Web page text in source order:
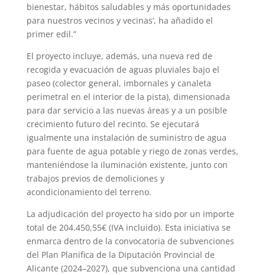
bienestar, hábitos saludables y más oportunidades
para nuestros vecinos y vecinas’, ha añadido el
primer edil.”
El proyecto incluye, además, una nueva red de
recogida y evacuación de aguas pluviales bajo el
paseo (colector general, imbornales y canaleta
perimetral en el interior de la pista), dimensionada
para dar servicio a las nuevas áreas y a un posible
crecimiento futuro del recinto. Se ejecutará
igualmente una instalación de suministro de agua
para fuente de agua potable y riego de zonas verdes,
manteniéndose la iluminación existente, junto con
trabajos previos de demoliciones y
acondicionamiento del terreno.
La adjudicación del proyecto ha sido por un importe
total de 204.450,55€ (IVA incluido). Esta iniciativa se
enmarca dentro de la convocatoria de subvenciones
del Plan Planifica de la Diputación Provincial de
Alicante (2024–2027), que subvenciona una cantidad